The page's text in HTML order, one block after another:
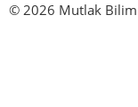
© 2026 Mutlak Bilim